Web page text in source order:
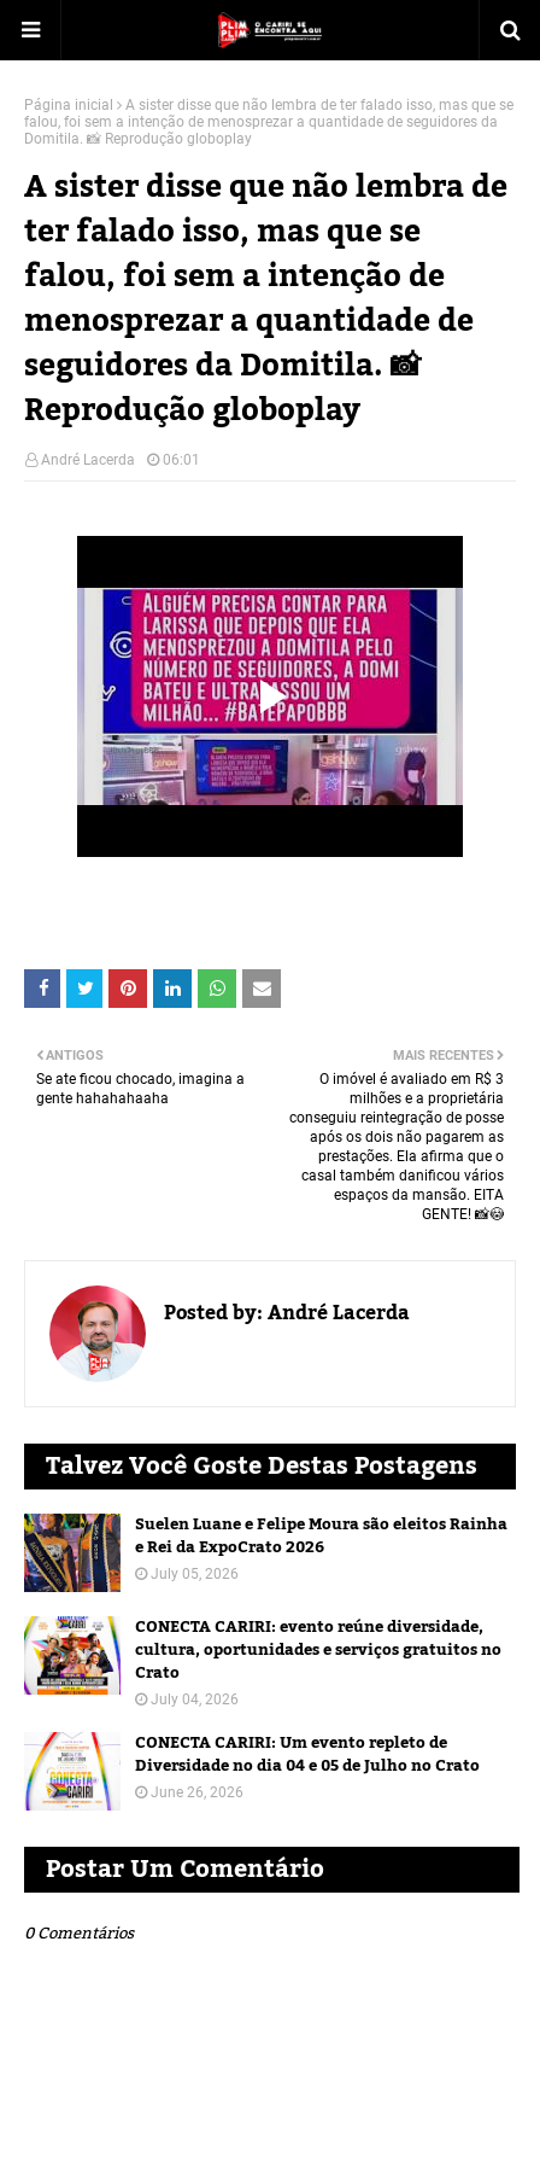
Página inicial
A sister disse que não lembra de ter falado isso, mas que se
falou, foi sem a intenção de menosprezar a quantidade de seguidores da
Domitila. 📸 Reprodução globoplay
A sister disse que não lembra de
ter falado isso, mas que se
falou, foi sem a intenção de
menosprezar a quantidade de
seguidores da Domitila. 📸
Reprodução globoplay
André Lacerda 06:01
MAIS RECENTES
O imóvel é avaliado em R$ 3
milhões e a proprietária
conseguiu reintegração de posse
após os dois não pagarem as
prestações. Ela afirma que o
casal também danificou vários
espaços da mansão. EITA
GENTE! 📸😳
ANTIGOS
Se ate ficou chocado, imagina a
gente hahahahaaha
Posted by:André Lacerda
Talvez Você Goste Destas Postagens
Suelen Luane e Felipe Moura são eleitos Rainha
e Rei da ExpoCrato 2026
July 05, 2026
CONECTA CARIRI: evento reúne diversidade,
cultura, oportunidades e serviços gratuitos no
Crato
July 04, 2026
CONECTA CARIRI: Um evento repleto de
Diversidade no dia 04 e 05 de Julho no Crato
June 26, 2026
Postar Um Comentário
0 Comentários